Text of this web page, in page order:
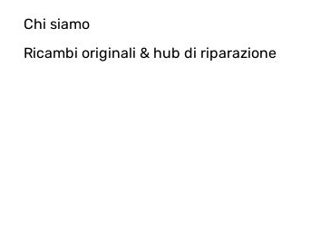
ist es im Büro schön warm
Leistung. Wir werden für unseren
Chi siamo
Ricambi originali & hub di riparazione